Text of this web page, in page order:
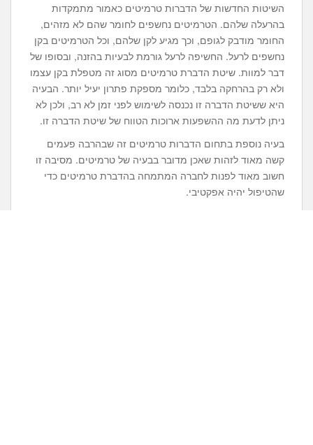
השיטות החדשות של הדברות טרמיטים כאמור מתמקדות
בהרעלה שלהם. הטרמיטים נחשפים לחומר שהם לא מזהים,
החומר מודבק לגופם, וכך מגיע לקן שלהם, וכל הטרמיטים בקן
נחשפים לרעל. החשיפה לרעל גורמת לבעיות בהזנה, ובסופו של
דבר למוות. שיטת הדברת טרמיטים מסוג זה מטפלת בקן עצמו
ולא רק בהרחקה בלבד, כלומר מספקת פתרון יעיל יותר. הבעיה
היא ששיטת הדברה זו נכנסה לשימוש לפני זמן לא רב, ולכן לא
ניתן לדעת מה ההשפעות ארוכות הטווח של שיטת הדברה זו.
בעיה נוספת בתחום הדברות טרמיטים זה שבהרבה פעמים
קשה מאוד לזהות שאכן מדובר בבעיה של טרמיטים. מסיבה זו
חשוב מאוד לפנות לחברה המתמחה בהדברת טרמיטים כדי
שהטיפול יהיה אפקטיבי.